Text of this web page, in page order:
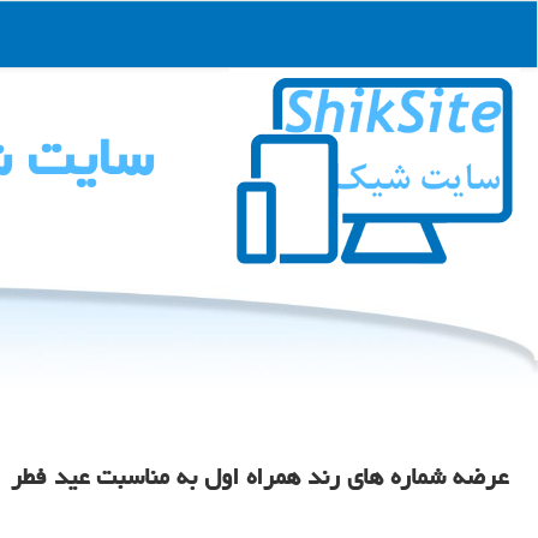
عرضه شماره های رند همراه اول به مناسبت عید فطر